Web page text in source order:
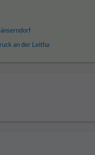
an der Leitha